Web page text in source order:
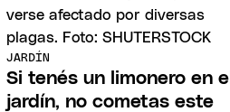
JARDÍN
Si tenés un limonero en el
jardín, no cometas este